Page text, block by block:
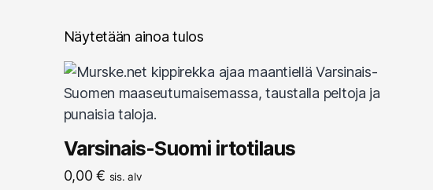
Näytetään ainoa tulos
Varsinais-Suomi irtotilaus
0,00€ sis. alv